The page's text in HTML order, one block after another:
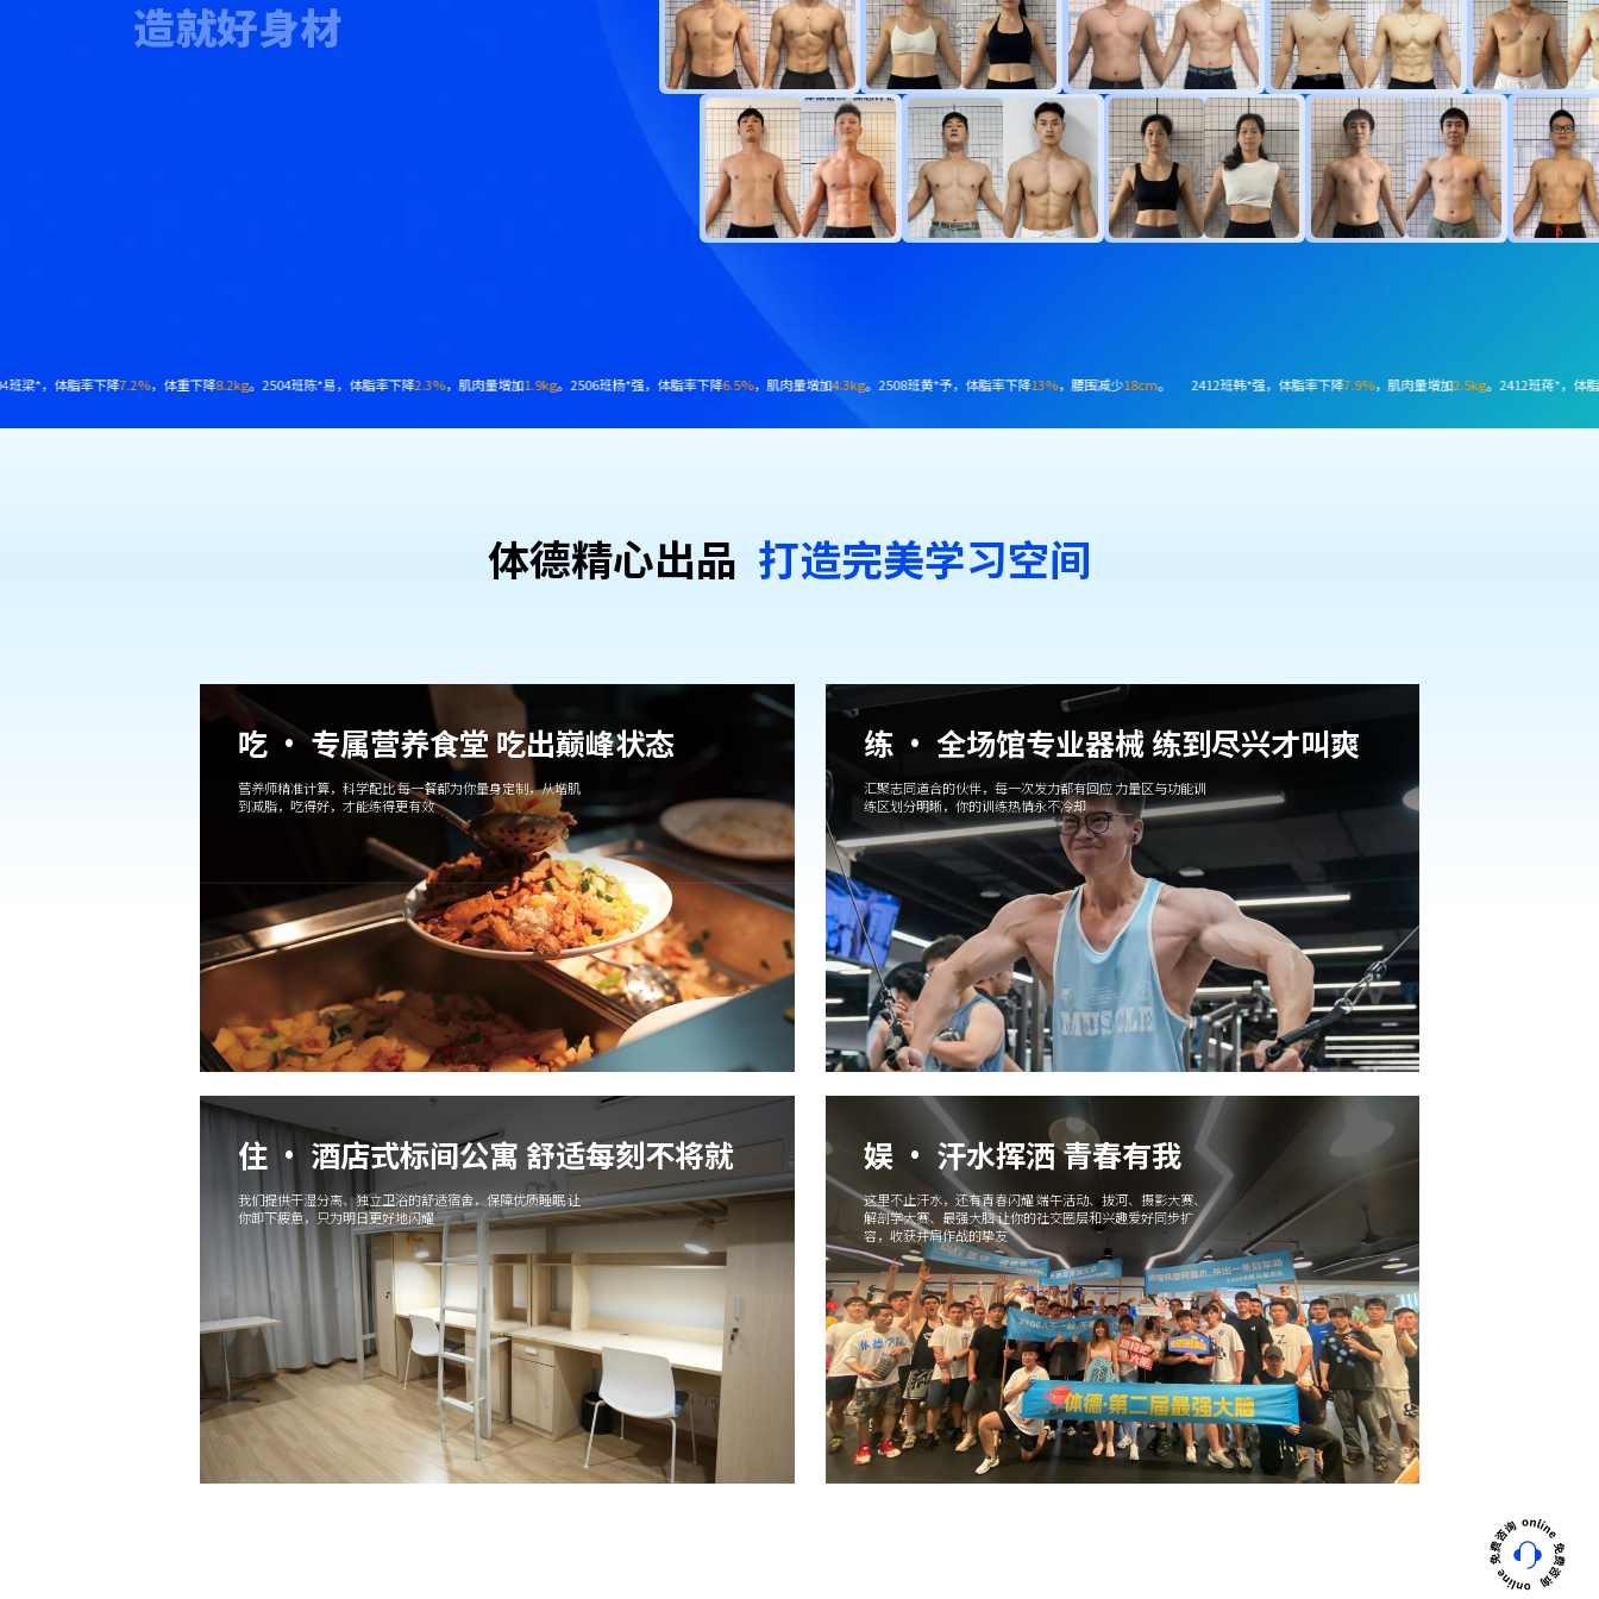
造就好身材
量增加 4.3kg。2508班黄*予，体脂率下降13%，腰围减少 18cm。 2412班韩*强，体脂率下降7.9%，肌肉量增加2.5kg。2412班蒋*，体脂率下降6.8%，肌肉量增加4.9kg。2503班陈*泽，体脂率下降 7.3%，减脂4.9kg。2503班张*然，体脂率下降12.2%，肌肉量增加3.6kg
体德精⼼出品 打造完美学习空间
吃 · 专属营养食堂 吃出巅峰状态
营养师精准计算，科学配比 每一餐都为你量身定制，从增肌
到减脂，吃得好，才能练得更有效
练 · 全场馆专业器械 练到尽兴才叫爽
汇聚志同道合的伙伴，每一次发力都有回应 力量区与功能训
练区划分明晰，你的训练热情永不冷却
住 · 酒店式标间公寓 舒适每刻不将就
我们提供干湿分离、独立卫浴的舒适宿舍，保障优质睡眠 让
你卸下疲惫，只为明日更好地闪耀
娱 · 汗水挥洒 青春有我
这里不止汗水，还有青春闪耀 端午活动、拔河、摄影大赛、
解剖学大赛、最强大脑 让你的社交圈层和兴趣爱好同步扩
容，收获并肩作战的挚友